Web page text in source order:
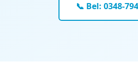
📞 Bel: 0348-